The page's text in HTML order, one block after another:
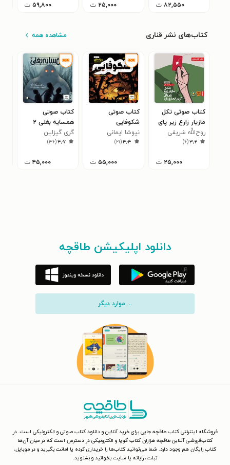
۸۲,۵۵۰ ت ۲۵,۰۰۰ ت ۵۹,۸۰۰ ت
کتاب‌های نشر قناری مشاهده همه
کتاب صوتی تکل
مازیار زارع زیر پای
کریم انصاری فرد
روح‌اللّه شریفی
۳٫۲(۶)
۲۵,۰۰۰ ت
کتاب صوتی
شکوفایی
نیوشا ایمانی
۴٫۴(۲۱)
۵۵,۰۰۰ ت
کتاب صوتی
همسایه بغلی ۲
گری گیزلین
۴٫۷(۴۶)
۴۵,۰۰۰ ت
دانلود اپلیکیشن طاقچه
... موارد دیگر
فروشگاه اینترنتی کتاب طاقچه جایی برای خرید آنلاین و دانلود کتاب صوتی و الکترونیکی است. در
کتاب‌فروشی آنلاین طاقچه هزاران کتاب گویا و الکترونیکی در دسترس است که در میان آن‌ها
کتاب رایگان هم وجود دارد. شما می‌توانید کتاب‌ها را خریداری کرده یا امانت بگیرید و در موبایل،
تبلت، رایانه یا سایت بخوانید و بشنوید.